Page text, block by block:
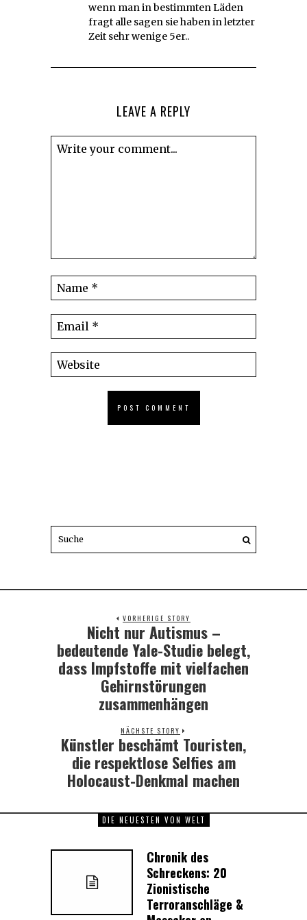
wenn man in bestimmten Läden
fragt alle sagen sie haben in letzter
Zeit sehr wenige 5er..
LEAVE A REPLY
VORHERIGE STORY
Previous
post:
Nicht nur Autismus –
bedeutende Yale-Studie belegt,
dass Impfstoffe mit vielfachen
Gehirnstörungen
zusammenhängen
NÄCHSTE STORY
Next
post:
Künstler beschämt Touristen,
die respektlose Selfies am
Holocaust-Denkmal machen
DIE NEUESTEN VON WELT
Chronik des
Schreckens: 20
Zionistische
Terroranschläge &